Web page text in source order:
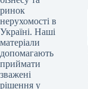
ринок
нерухомості в
Україні. Наші
матеріали
допомагають
приймати
зважені
рішення у